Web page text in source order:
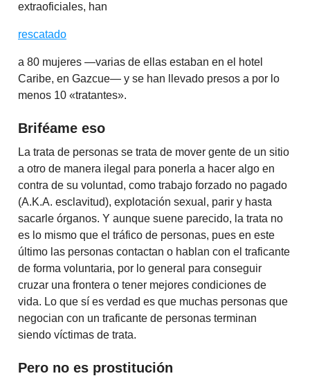
extraoficiales, han
rescatado
a 80 mujeres —varias de ellas estaban en el hotel
Caribe, en Gazcue— y se han llevado presos a por lo
menos 10 «tratantes».
Briféame eso
La trata de personas se trata de mover gente de un sitio
a otro de manera ilegal para ponerla a hacer algo en
contra de su voluntad, como trabajo forzado no pagado
(A.K.A. esclavitud), explotación sexual, parir y hasta
sacarle órganos. Y aunque suene parecido, la trata no
es lo mismo que el tráfico de personas, pues en este
último las personas contactan o hablan con el traficante
de forma voluntaria, por lo general para conseguir
cruzar una frontera o tener mejores condiciones de
vida. Lo que sí es verdad es que muchas personas que
negocian con un traficante de personas terminan
siendo víctimas de trata.
Pero no es prostitución